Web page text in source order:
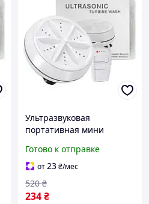
Ультразвуковая
портативная мини
Usltrasonic Turbine Wash
от USB и повербанка
Готово к отправке
от23₴/мес
234₴
520 ₴